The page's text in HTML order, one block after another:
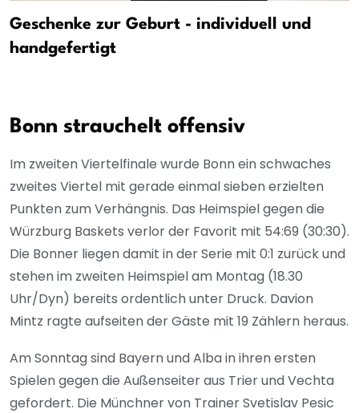
Geschenke zur Geburt - individuell und
handgefertigt
Bonn strauchelt offensiv
Im zweiten Viertelfinale wurde Bonn ein schwaches
zweites Viertel mit gerade einmal sieben erzielten
Punkten zum Verhängnis. Das Heimspiel gegen die
Würzburg Baskets verlor der Favorit mit 54:69 (30:30).
Die Bonner liegen damit in der Serie mit 0:1 zurück und
stehen im zweiten Heimspiel am Montag (18.30
Uhr/Dyn) bereits ordentlich unter Druck. Davion
Mintz ragte aufseiten der Gäste mit 19 Zählern heraus.
Am Sonntag sind Bayern und Alba in ihren ersten
Spielen gegen die Außenseiter aus Trier und Vechta
gefordert. Die Münchner von Trainer Svetislav Pesic